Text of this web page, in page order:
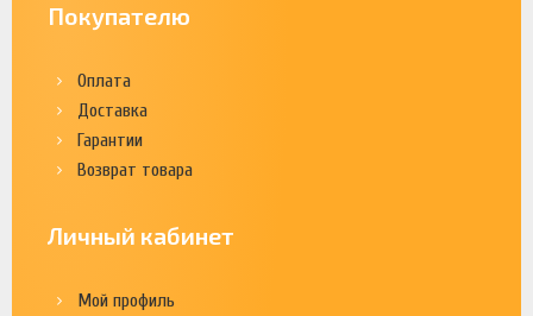
Покупателю
Оплата
Доставка
Гарантии
Возврат товара
Личный кабинет
Мой профиль